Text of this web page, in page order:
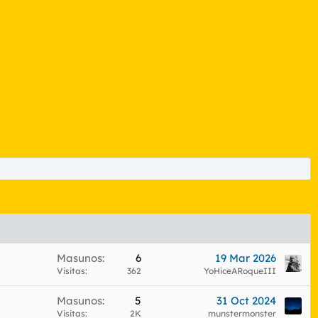
Masunos 6
Visitas 362
19 Mar 2026
YoHiceARoqueIII
Masunos 5
Visitas 2K
31 Oct 2024
munstermonster